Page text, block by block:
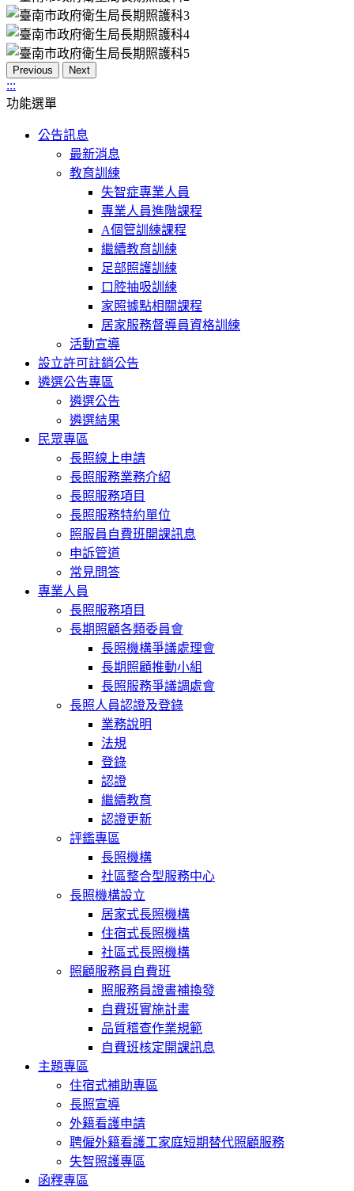
Previous Next
:::
功能選單
公告訊息
最新消息
教育訓練
失智症專業人員
專業人員進階課程
A個管訓練課程
繼續教育訓練
足部照護訓練
口腔抽吸訓練
家照據點相關課程
居家服務督導員資格訓練
活動宣導
設立許可註銷公告
遴選公告專區
遴選公告
遴選結果
民眾專區
長照線上申請
長照服務業務介紹
長照服務項目
長照服務特約單位
照服員自費班開課訊息
申訴管道
常見問答
專業人員
長照服務項目
長期照顧各類委員會
長照機構爭議處理會
長期照顧推動小組
長照服務爭議調處會
長照人員認證及登錄
業務說明
法規
登錄
認證
繼續教育
認證更新
評鑑專區
長照機構
社區整合型服務中心
長照機構設立
居家式長照機構
住宿式長照機構
社區式長照機構
照顧服務員自費班
照服務員證書補換發
自費班實施計畫
品質稽查作業規範
自費班核定開課訊息
主題專區
住宿式補助專區
長照宣導
外籍看護申請
聘僱外籍看護工家庭短期替代照顧服務
失智照護專區
函釋專區